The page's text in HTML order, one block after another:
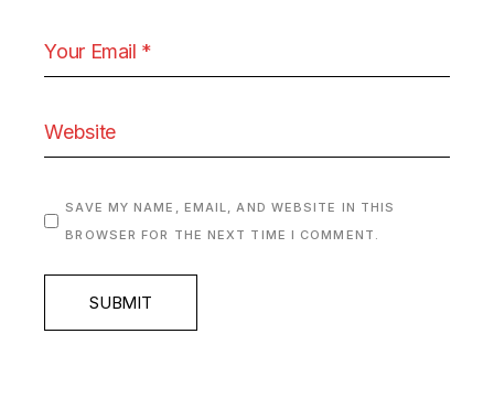
SAVE MY NAME, EMAIL, AND WEBSITE IN THIS
BROWSER FOR THE NEXT TIME I COMMENT.
SUBMIT